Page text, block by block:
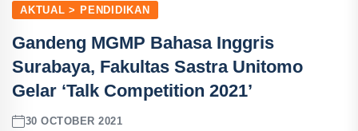
AKTUAL > PENDIDIKAN
Gandeng MGMP Bahasa Inggris
Surabaya, Fakultas Sastra Unitomo
Gelar ‘Talk Competition 2021’
30 OCTOBER 2021